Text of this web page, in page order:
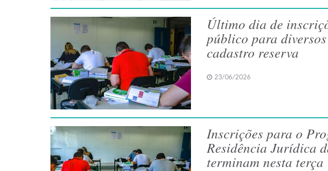
Último dia de
público para
cadastro reserva
23/06/2026
Inscrições para o
Residência Jurídica
terminam nesta terça